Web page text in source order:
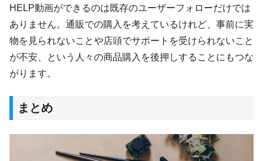
HELP動画ができるのは既存のユーザーフォローだけでは
ありません。通販での購入を考えているけれど、事前に実
物を見られないことや店頭でサポートを受けられないこと
が不安、という人々の商品購入を後押しすることにもつな
がります。
まとめ